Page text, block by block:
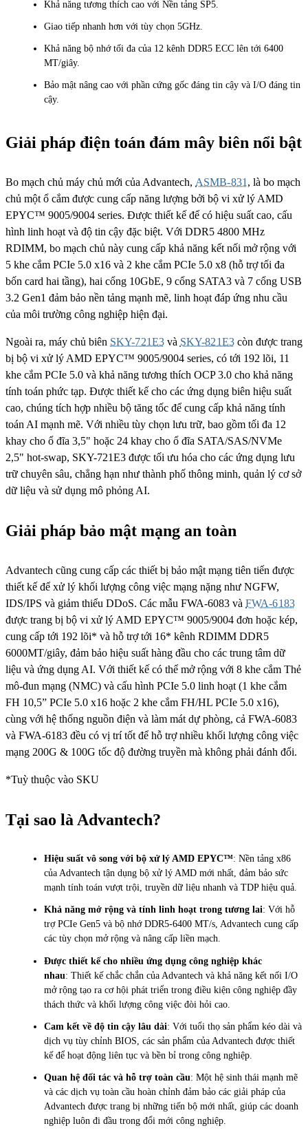
Khả năng tương thích cao với Nền tảng SP5.
Giao tiếp nhanh hơn với tùy chọn 5GHz.
Khả năng bộ nhớ tối đa của 12 kênh DDR5 ECC lên tới 6400
MT/giây.
Bảo mật nâng cao với phần cứng gốc đáng tin cậy và I/O đáng tin
cậy.
Giải pháp điện toán đám mây biên nổi bật
Bo mạch chủ máy chủ mới của Advantech, ASMB-831 , là bo mạch
chủ một ổ cắm được cung cấp năng lượng bởi bộ vi xử lý AMD
EPYC™ 9005/9004 series. Được thiết kế để có hiệu suất cao, cấu
hình linh hoạt và độ tin cậy đặc biệt. Với DDR5 4800 MHz
RDIMM, bo mạch chủ này cung cấp khả năng kết nối mở rộng với
5 khe cắm PCIe 5.0 x16 và 2 khe cắm PCIe 5.0 x8 (hỗ trợ tối đa
bốn card hai tầng), hai cổng 10GbE, 9 cổng SATA3 và 7 cổng USB
3.2 Gen1 đảm bảo nền tảng mạnh mẽ, linh hoạt đáp ứng nhu cầu
của môi trường công nghiệp hiện đại.
Ngoài ra, máy chủ biên SKY-721E3và SKY-821E3còn được trang
bị bộ vi xử lý AMD EPYC™ 9005/9004 series, có tới 192 lõi, 11
khe cắm PCIe 5.0 và khả năng tương thích OCP 3.0 cho khả năng
tính toán phức tạp. Được thiết kế cho các ứng dụng biên hiệu suất
cao, chúng tích hợp nhiều bộ tăng tốc để cung cấp khả năng tính
toán AI mạnh mẽ. Với nhiều tùy chọn lưu trữ, bao gồm tối đa 12
khay cho ổ đĩa 3,5" hoặc 24 khay cho ổ đĩa SATA/SAS/NVMe
2,5" hot-swap, SKY-721E3 được tối ưu hóa cho các ứng dụng lưu
trữ chuyên sâu, chẳng hạn như thành phố thông minh, quản lý cơ sở
dữ liệu và sử dụng mô phỏng AI.
Giải pháp bảo mật mạng an toàn
Advantech cũng cung cấp các thiết bị bảo mật mạng tiên tiến được
thiết kế để xử lý khối lượng công việc mạng nặng như NGFW,
IDS/IPS và giảm thiểu DDoS. Các mẫu FWA-6083 và FWA-6183
được trang bị bộ vi xử lý AMD EPYC™ 9005/9004 đơn hoặc kép,
cung cấp tới 192 lõi* và hỗ trợ tới 16* kênh RDIMM DDR5
6000MT/giây, đảm bảo hiệu suất hàng đầu cho các trung tâm dữ
liệu và ứng dụng AI. Với thiết kế có thể mở rộng với 8 khe cắm Thẻ
mô-đun mạng (NMC) và cấu hình PCIe 5.0 linh hoạt (1 khe cắm
FH 10,5” PCIe 5.0 x16 hoặc 2 khe cắm FH/HL PCIe 5.0 x16),
cùng với hệ thống nguồn điện và làm mát dự phòng, cả FWA-6083
và FWA-6183 đều có vị trí tốt để hỗ trợ nhiều khối lượng công việc
mạng 200G & 100G tốc độ đường truyền mà không phải đánh đổi.
*Tuỳ thuộc vào SKU
Tại sao là Advantech?
Hiệu suất vô song với bộ xử lý AMD EPYC™: Nền tảng x86
của Advantech tận dụng bộ xử lý AMD mới nhất, đảm bảo sức
mạnh tính toán vượt trội, truyền dữ liệu nhanh và TDP hiệu quả.
Khả năng mở rộng và tính linh hoạt trong tương lai: Với hỗ
trợ PCIe Gen5 và bộ nhớ DDR5-6400 MT/s, Advantech cung cấp
các tùy chọn mở rộng và nâng cấp liền mạch.
Được thiết kế cho nhiều ứng dụng công nghiệp khác
nhau: Thiết kế chắc chắn của Advantech và khả năng kết nối I/O
mở rộng tạo ra cơ hội phát triển trong điều kiện công nghiệp đầy
thách thức và khối lượng công việc đòi hỏi cao.
Cam kết về độ tin cậy lâu dài: Với tuổi thọ sản phẩm kéo dài và
dịch vụ tùy chỉnh BIOS, các sản phẩm của Advantech được thiết
kế để hoạt động liên tục và bền bỉ trong công nghiệp.
Quan hệ đối tác và hỗ trợ toàn cầu: Một hệ sinh thái mạnh mẽ
và các dịch vụ toàn cầu hoàn chỉnh đảm bảo các giải pháp của
Advantech được trang bị những tiến bộ mới nhất, giúp các doanh
nghiệp luôn đi đầu trong đổi mới công nghiệp.